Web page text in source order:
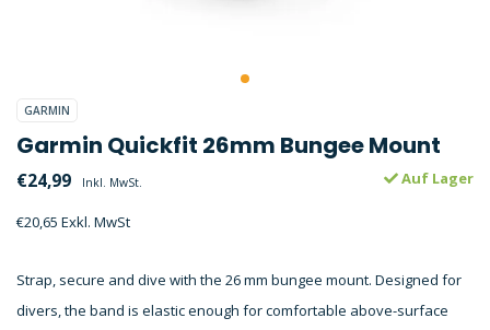
GARMIN
Garmin Quickfit 26mm Bungee Mount
€24,99 Inkl. MwSt.
€20,65 Exkl. MwSt
Auf Lager
Strap, secure and dive with the 26 mm bungee mount. Designed for
divers, the band is elastic enough for comfortable above-surface